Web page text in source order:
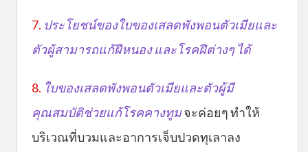
7. ประโยชน์ของใบของเสลดพังพอนตัวเมียและ
ตัวผู้สามารถแก้ฝีหนอง และโรคฝีต่างๆ ได้
8. ใบของเสลดพังพอนตัวเมียและตัวผู้มี
คุณสมบัติช่วยแก้โรคคางทูมจะค่อยๆ ทำให้
บริเวณที่บวมและอาการเจ็บปวดทุเลาลง